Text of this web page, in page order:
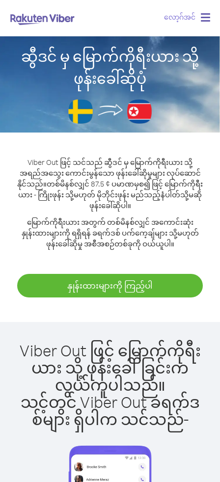
လော့ဂ်အင်
ဆွီဒင် မှ မြောက်ကိုရီးယား သို့
ဖုန်းခေါ်ဆိုပုံ
Viber Out ဖြင့် သင်သည် ဆွီဒင် မှ မြောက်ကိုရီးယား သို့
အရည်အသွေး ကောင်းမွန်သော ဖုန်းခေါ်ဆိုမှုများ လုပ်ဆောင်
နိုင်သည်။တစ်မိနစ်လျှင် 87.5 ¢ ပမာဏမှစ၍ ဖြင့် မြောက်ကိုရီး
ယား - ကြိုးဖုန်း သို့မဟုတ် မိုဘိုင်းဖုန်း မည်သည့်နံပါတ်သို့မဆို
ဖုန်းခေါ်ဆိုပါ။
မြောက်ကိုရီးယား အတွက် တစ်မိနစ်လျှင် အကောင်းဆုံး
နှုန်းထားများကို ရရှိရန် ခရက်ဒစ် ပက်ကေ့ချ်များ သို့မဟုတ်
ဖုန်းခေါ်ဆိုမှု အစီအစဉ်တစ်ခုကို ဝယ်ယူပါ။
နှုန်းထားများကို ကြည့်ပါ
Viber Out ဖြင့် မြောက်ကိုရီး
ယား သို့ ဖုန်းခေါ်ခြင်းက
လွယ်ကူပါသည်။
သင့်တွင် Viber Out ခရက်ဒ
စ်များ ရှိပါက သင်သည်-